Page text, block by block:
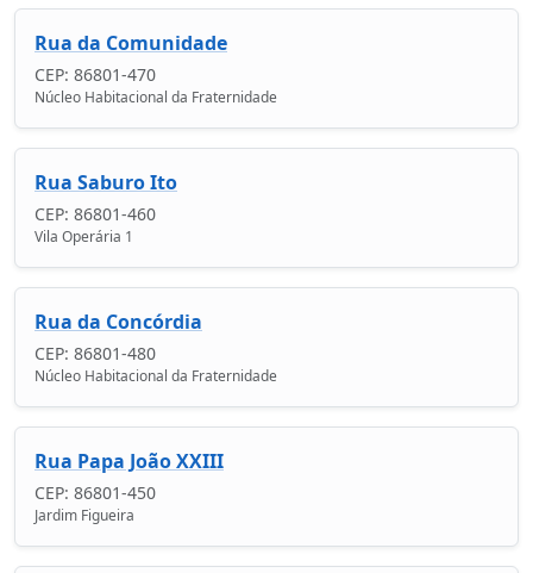
Rua da Comunidade
CEP: 86801-470
Núcleo Habitacional da Fraternidade
Rua Saburo Ito
CEP: 86801-460
Vila Operária 1
Rua da Concórdia
CEP: 86801-480
Núcleo Habitacional da Fraternidade
Rua Papa João XXIII
CEP: 86801-450
Jardim Figueira